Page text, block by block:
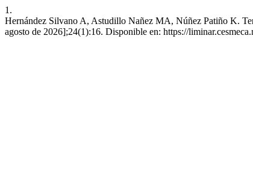
1.
Hernández Silvano A, Astudillo Nañez MA, Núñez Patiño K.
agosto de 2026];24(1):16. Disponible en: https://